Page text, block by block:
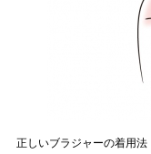
正しいブラジャーの着用